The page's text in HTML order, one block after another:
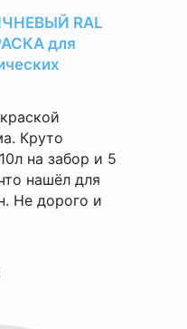
RAL
для
Круто
на забор и 5
нашёл для
Не дорого и